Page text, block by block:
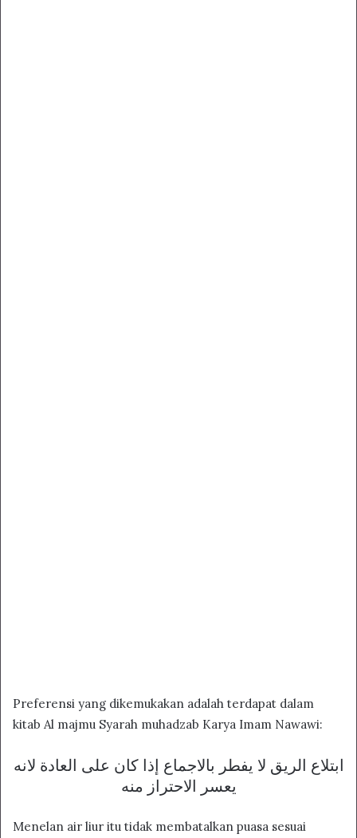
Preferensi yang dikemukakan adalah terdapat dalam
kitab Al majmu Syarah muhadzab Karya Imam Nawawi:
ابتلاع الريق لا يفطر بالاجماع إذا كان على العادة لانه
يعسر الاحتراز منه
Menelan air liur itu tidak membatalkan puasa sesuai